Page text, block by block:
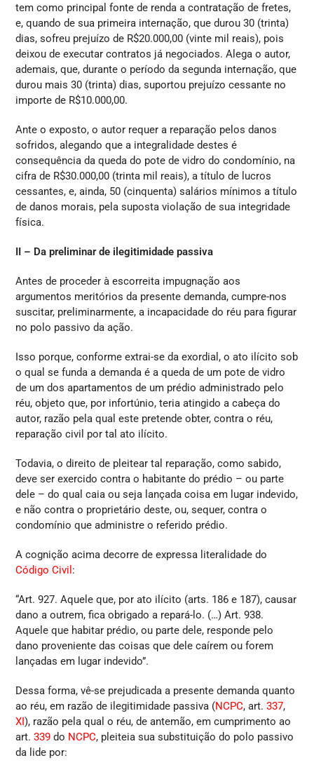
tem como principal fonte de renda a contratação de fretes,
e, quando de sua primeira internação, que durou 30 (trinta)
dias, sofreu prejuízo de R$20.000,00 (vinte mil reais), pois
deixou de executar contratos já negociados. Alega o autor,
ademais, que, durante o período da segunda internação, que
durou mais 30 (trinta) dias, suportou prejuízo cessante no
importe de R$10.000,00.
Ante o exposto, o autor requer a reparação pelos danos
sofridos, alegando que a integralidade destes é
consequência da queda do pote de vidro do condomínio, na
cifra de R$30.000,00 (trinta mil reais), a título de lucros
cessantes, e, ainda, 50 (cinquenta) salários mínimos a título
de danos morais, pela suposta violação de sua integridade
física.
II – Da preliminar de ilegitimidade passiva
Antes de proceder à escorreita impugnação aos
argumentos meritórios da presente demanda, cumpre-nos
suscitar, preliminarmente, a incapacidade do réu para figurar
no polo passivo da ação.
Isso porque, conforme extrai-se da exordial, o ato ilícito sob
o qual se funda a demanda é a queda de um pote de vidro
de um dos apartamentos de um prédio administrado pelo
réu, objeto que, por infortúnio, teria atingido a cabeça do
autor, razão pela qual este pretende obter, contra o réu,
reparação civil por tal ato ilícito.
Todavia, o direito de pleitear tal reparação, como sabido,
deve ser exercido contra o habitante do prédio – ou parte
dele – do qual caia ou seja lançada coisa em lugar indevido,
e não contra o proprietário deste, ou, sequer, contra o
condomínio que administre o referido prédio.
A cognição acima decorre de expressa literalidade do
Código Civil :
“Art. 927. Aquele que, por ato ilícito (arts. 186 e 187), causar
dano a outrem, fica obrigado a repará-lo. (…) Art. 938.
Aquele que habitar prédio, ou parte dele, responde pelo
dano proveniente das coisas que dele caírem ou forem
lançadas em lugar indevido”.
Dessa forma, vê-se prejudicada a presente demanda quanto
ao réu, em razão de ilegitimidade passiva (NCPC, art.337,
XI), razão pela qual o réu, de antemão, em cumprimento ao
art.339 do NCPC, pleiteia sua substituição do polo passivo
da lide por: